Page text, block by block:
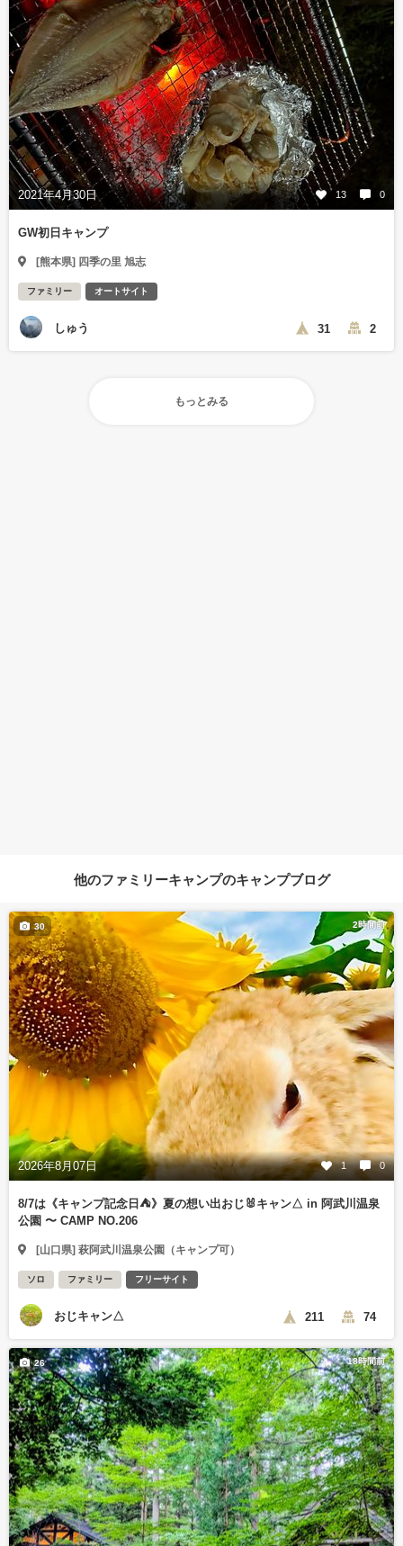
2021年4月30日 13 0
GW初日キャンプ
[熊本県] 四季の里 旭志
ファミリー オートサイト
しゅう 31 2
もっとみる
他のファミリーキャンプのキャンプブログ
2時間前
2026年8月07日 1 0
30
8/7は《キャンプ記念日⛺️》夏の想い出おじ🐰キャン△ in 阿武川温泉
公園 〜 CAMP NO.206
[山口県] 萩阿武川温泉公園（キャンプ可）
ソロ ファミリー フリーサイト
おじキャン△ 211 74
18時間前
26